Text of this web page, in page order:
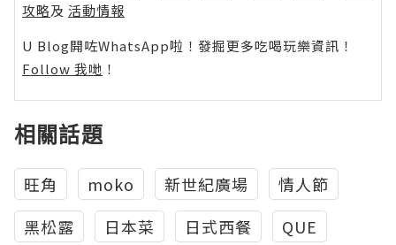
攻略及 活動情報
U Blog開咗WhatsApp啦！發掘更多吃喝玩樂資訊！
Follow 我哋 ！
相關話題
旺角 moko 新世紀廣場
情人節
黑松露
日本菜 日式西餐
QUE